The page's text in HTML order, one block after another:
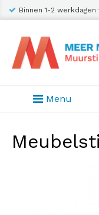
Binnen 1-2
Menu